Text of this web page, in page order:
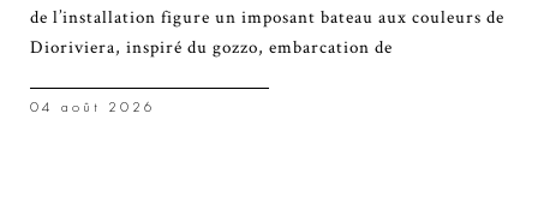
de l’installation figure un imposant bateau aux couleurs de
Dioriviera, inspiré du gozzo, embarcation de
04 août 2026